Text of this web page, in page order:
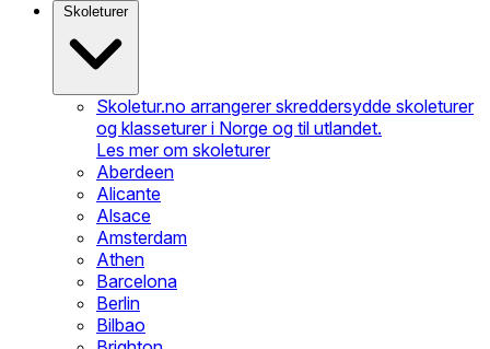
Skoleturer
Skoletur.no arrangerer skreddersydde skoleturer
og klasseturer i Norge og til utlandet.
Les mer om skoleturer
Aberdeen
Alicante
Alsace
Amsterdam
Athen
Barcelona
Berlin
Bilbao